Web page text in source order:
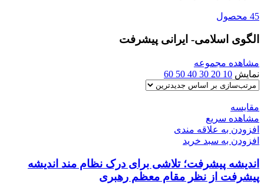
45 محصول
الگوی اسلامی- ایرانی پیشرفت
مشاهده مجموعه
نمایش 10
20
30
40
50
60
مقایسه
مشاهده سریع
افزودن به علاقه مندی
افزودن به سبد خرید
اندیشه پیشرفت؛ تلاشی برای درک نظام مند اندیشه
پیشرفت از نظر مقام معظم رهبری